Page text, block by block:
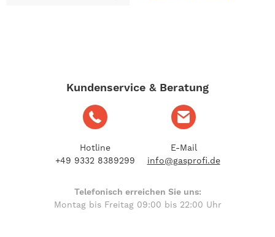
Kundenservice & Beratung
Hotline
+49 9332 8389299
E-Mail
info@gasprofi.de
Telefonisch erreichen Sie uns:
Montag bis Freitag 09:00 bis 22:00 Uhr